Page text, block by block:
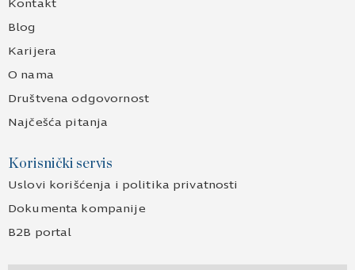
Kontakt
Blog
Karijera
O nama
Društvena odgovornost
Najčešća pitanja
Korisnički servis
Uslovi korišćenja i politika privatnosti
Dokumenta kompanije
B2B portal